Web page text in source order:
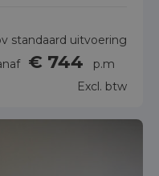
standaard uitvoering
€ 744
p.m
Excl. btw